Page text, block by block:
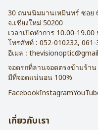
30 ถนนนิมมานเหมินทร์ ซอย
จ.เชียงใหม่ 50200
เวลาเปิดทำการ 10.00-
โทรศัพท์ : 052-010232, 061-
อีเมล :
จอดรถที่ลานจอดตรงข้ามร้า
มีที่จอดแน่นอน 100%
FacebookInstagram
เกี่ยวกับเรา